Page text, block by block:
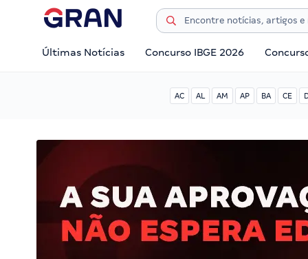
Últimas Notícias Concurso IBGE 2026
AC AL AM AP BA CE